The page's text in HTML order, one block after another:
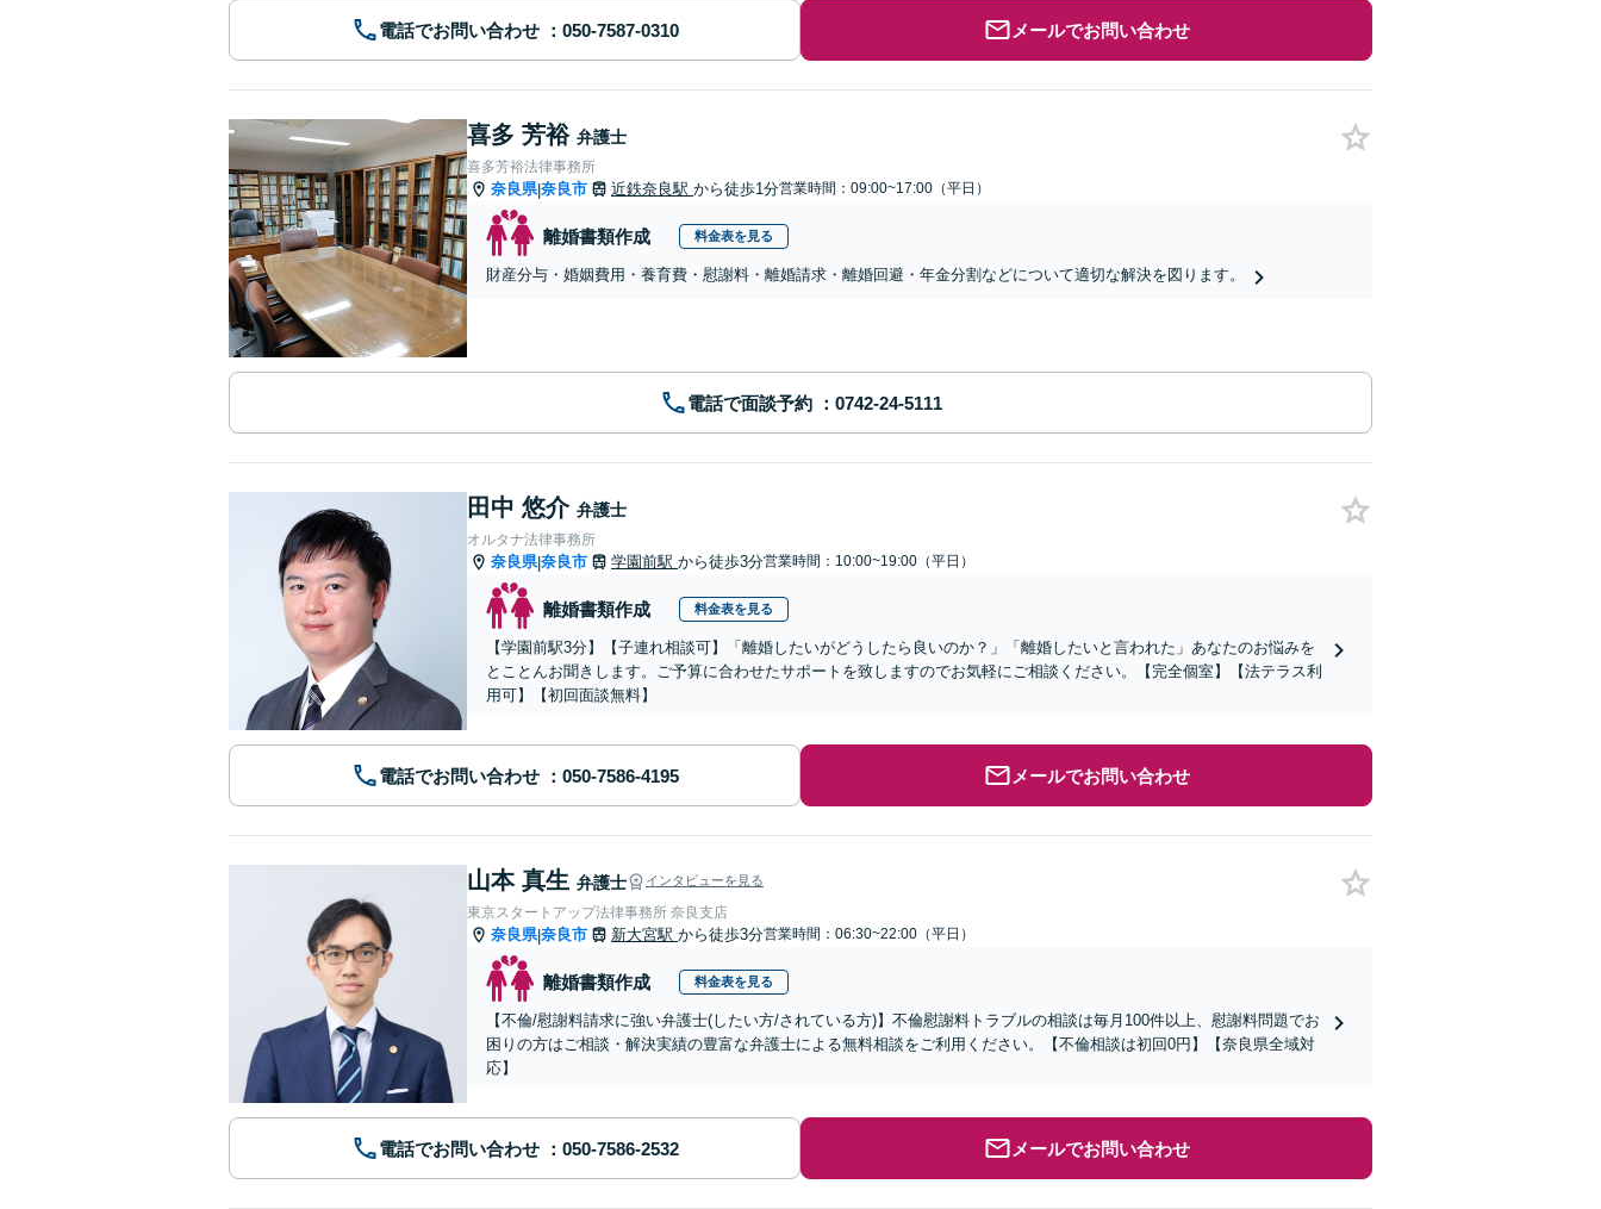
電話でお問い合わせ メールでお問い合わせ
喜多 芳裕 弁護士
喜多芳裕法律事務所
奈良県|奈良市 近鉄奈良駅 から徒歩1分営業時間：09:00~17:00（平日）
離婚書類作成 料金表を見る
財産分与・婚姻費用・養育費・慰謝料・離婚請求・離婚回避・年金分割などについて適切な解決を図ります。
電話で面談予約
田中 悠介 弁護士
オルタナ法律事務所
奈良県|奈良市 学園前駅 から徒歩3分営業時間：10:00~19:00（平日）
離婚書類作成 料金表を見る
【学園前駅3分】【子連れ相談可】「離婚したいがどうしたら良いのか？」「離婚したいと言われた」あなたのお悩みを
とことんお聞きします。ご予算に合わせたサポートを致しますのでお気軽にご相談ください。【完全個室】【法テラス利
用可】【初回面談無料】
電話でお問い合わせ メールでお問い合わせ
山本 真生 弁護士 インタビューを見る
東京スタートアップ法律事務所 奈良支店
奈良県|奈良市 新大宮駅 から徒歩3分営業時間：06:30~22:00（平日）
離婚書類作成 料金表を見る
【不倫/慰謝料請求に強い弁護士(したい方/されている方)】不倫慰謝料トラブルの相談は毎月100件以上、慰謝料問題でお
困りの方はご相談・解決実績の豊富な弁護士による無料相談をご利用ください。【不倫相談は初回0円】【奈良県全域対
応】
電話でお問い合わせ メールでお問い合わせ